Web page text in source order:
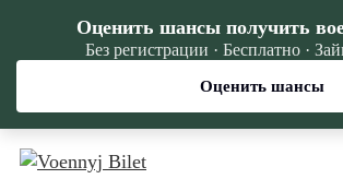
Оценить шансы получить
Без регистрации · Бесплатно ·
Оценить шансы